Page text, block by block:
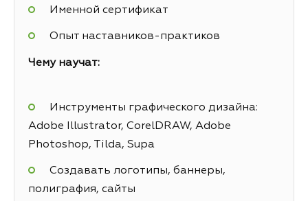
Именной сертификат
Опыт наставников-практиков
Чему научат:
Инструменты графического дизайна:
Adobe Illustrator, CorelDRAW, Adobe
Photoshop, Tilda, Supa
Создавать логотипы, баннеры,
полиграфия, сайты